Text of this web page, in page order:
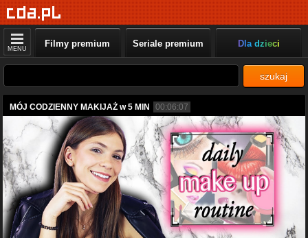
MENU Filmy premium Seriale premium Dla dzieci
szukaj
MÓJ CODZIENNY MAKIJAŻ w 5 MIN 00:06:07